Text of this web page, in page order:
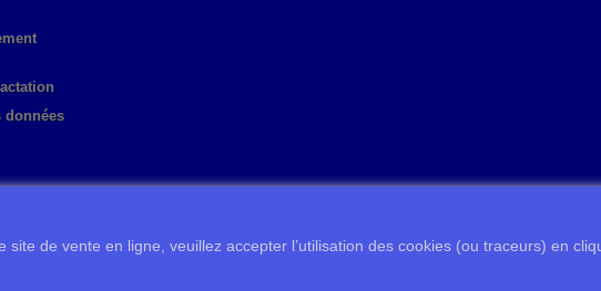
données
site de vente en ligne, veuillez accepter l’utilisation des cookies (ou traceurs) en